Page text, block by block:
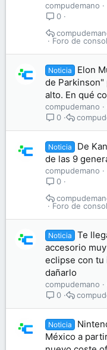
compudemano
0
Foro de
Noticia
Elon
de Parkinson"
alto. En qué
compudemano
0
Noticia
De
de las 9
compudemano
0
Foro de
Noticia
Te
accesorio
eclipse con tu
dañarlo
compudemano
0
Noticia
México a